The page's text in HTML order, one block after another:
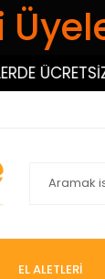
ÜCRETSİZ
EL ALETLERİ